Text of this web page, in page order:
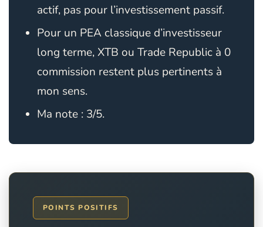
actif, pas pour l’investissement passif.
Pour un PEA classique d’investisseur
long terme,XTB ou Trade Republic à 0
commission restent plus pertinents à
mon sens.
Ma note : 3/5.
POINTS POSITIFS